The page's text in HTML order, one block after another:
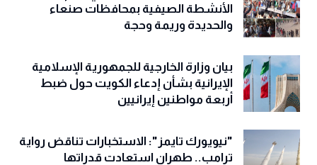
الأنشطة الصيفية بمحافظات صنعاء
والحديدة وريمة وحجة
‏بيان وزارة الخارجية للجمهورية الإسلامية
الإيرانية بشأن إدعاء الكويت حول ضبط
أربعة مواطنين إيرانيين
"نيويورك تايمز": الاستخبارات تناقض رواية
ترامب.. طهران استعادت قدراتها